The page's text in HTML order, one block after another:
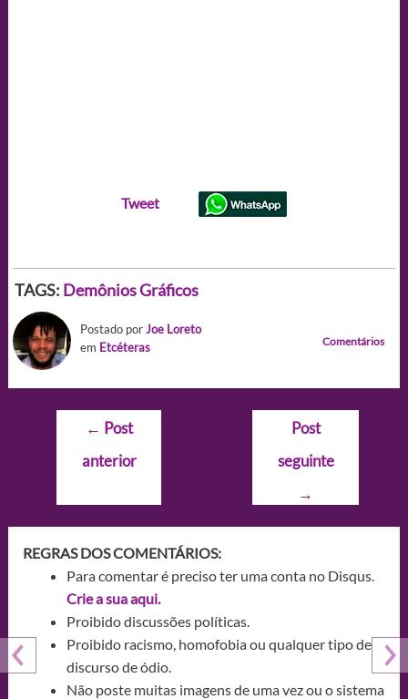
Tweet
TAGS: DemôniosGráficos
Postado porJoe Loreto
em Etcéteras Comentários
Navegação
Post
← Post
anterior
Post
seguinte
→
REGRAS DOS COMENTÁRIOS:
Para comentar é preciso ter uma conta no Disqus.
Crie a sua aqui.
Proibido discussões políticas.
Proibido racismo, homofobia ou qualquer tipo de
discurso de ódio.
Não poste muitas imagens de uma vez ou o sistema